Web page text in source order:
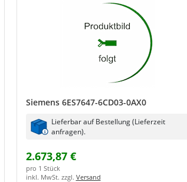
Siemens 6ES7647-6CD03-0AX0
Lieferbar auf Bestellung (Lieferzeit
anfragen).
2.673,87 €
pro 1 Stück
inkl. MwSt. zzgl. Versand